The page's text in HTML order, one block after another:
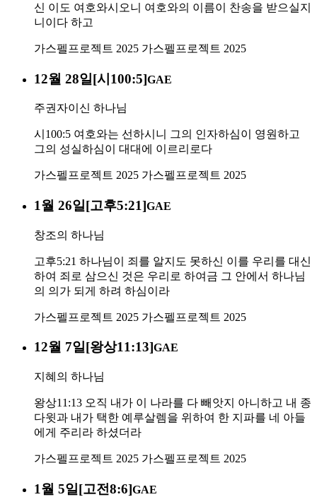
신 이도 여호와시오니 여호와의 이름이 찬송을 받으실지
니이다 하고
가스펠프로젝트 2025 가스펠프로젝트 2025
12월 28일[시100:5]GAE
주권자이신 하나님
시100:5 여호와는 선하시니 그의 인자하심이 영원하고
그의 성실하심이 대대에 이르리로다
가스펠프로젝트 2025 가스펠프로젝트 2025
1월 26일[고후5:21]GAE
창조의 하나님
고후5:21 하나님이 죄를 알지도 못하신 이를 우리를 대신
하여 죄로 삼으신 것은 우리로 하여금 그 안에서 하나님
의 의가 되게 하려 하심이라
가스펠프로젝트 2025 가스펠프로젝트 2025
12월 7일[왕상11:13]GAE
지혜의 하나님
왕상11:13 오직 내가 이 나라를 다 빼앗지 아니하고 내 종
다윗과 내가 택한 예루살렘을 위하여 한 지파를 네 아들
에게 주리라 하셨더라
가스펠프로젝트 2025 가스펠프로젝트 2025
1월 5일[고전8:6]GAE